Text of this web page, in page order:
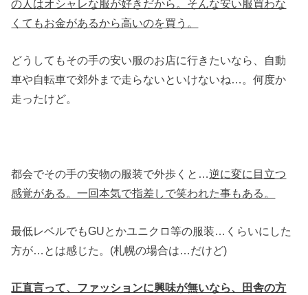
の人はオシャレな服が好きだから。そんな安い服買わな
くてもお金があるから高いのを買う。
どうしてもその手の安い服のお店に行きたいなら、自動
車や自転車で郊外まで走らないといけないね…。何度か
走ったけど。
都会でその手の安物の服装で外歩くと…逆に変に目立つ
感覚がある。一回本気で指差しで笑われた事もある。
最低レベルでもGUとかユニクロ等の服装…くらいにした
方が…とは感じた。(札幌の場合は…だけど)
正直言って、ファッションに興味が無いなら、田舎の方